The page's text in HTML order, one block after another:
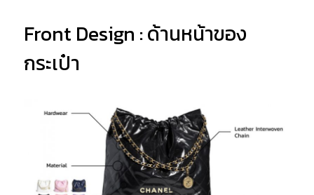
Front Design : ด้านหน้าของ
กระเป๋า